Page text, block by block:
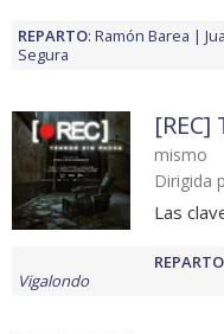
REPARTO: Ramón Barea
Segura
mismo
Dirigida
Las
REPARTO
Vigalondo